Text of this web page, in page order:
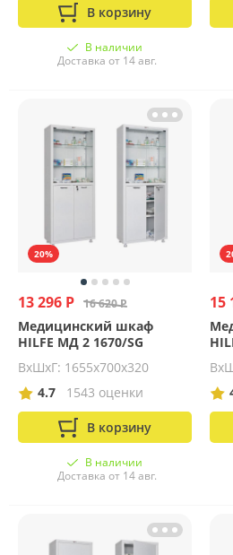
В корзину
В наличии
Доставка от 14 авг.
20%
13 296 Р 16 620 Р
Медицинский шкаф
HILFE МД 2 1670/SG
ВхШхГ: 1655х700х320
4.7
1543 оценки
В корзину
В наличии
Доставка от 14 авг.
15